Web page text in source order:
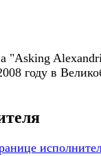
"Asking
году в